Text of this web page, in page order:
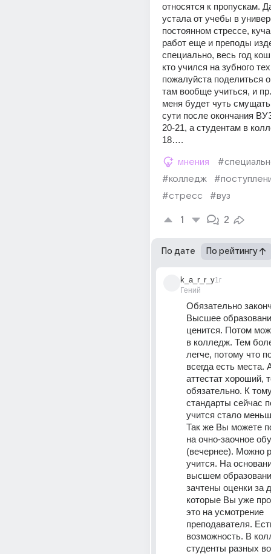
относятся к пропускам.
устала от учебы в
постоянном стрессе,
работ еще и преподы
специально, весь год
кто учился на зубного
пожалуйста поделиться
там вообще учиться, и
меня будет чуть смущать
сути после окончания
20-21, а студентам в
18….
мнения
#колледж
#стресс
#вуз
1 2
По дате По рейтингу
k_a_r_r_y
Гений
1г
Обязательно
Высшее
ценится. Потом
в колледж. Тем
легче, потому что
всегда есть места.
аттестат хороший,
обязательно. К
стандарты сейчас
учится стало
Так же Вы можете
на очно-заочное
(вечернее). Можно
учится. На
высшем
зачтены оценки за
которые Вы уже
это на усмотрение
преподавателя.
возможность. В
студенты разных